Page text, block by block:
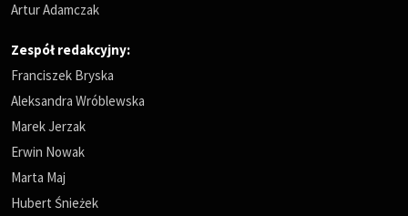
Artur Adamczak
Zespół redakcyjny:
Franciszek Bryska
Aleksandra Wróblewska
Marek Jerzak
Erwin Nowak
Marta Maj
Hubert Śnieżek